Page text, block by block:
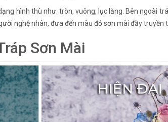
hình thù như: tròn, vuông, lục lăng. Bên ngoài
nghệ nhân, đưa đến màu đỏ sơn mài đầy truyền
Sơn Mài